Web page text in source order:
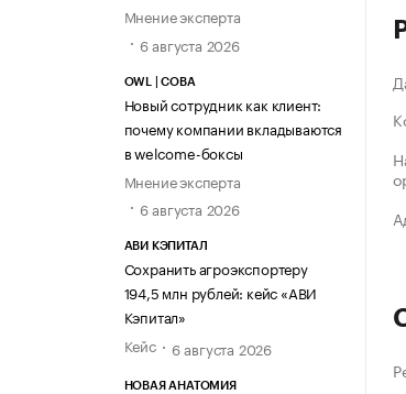
Мнение эксперта
6 августа 2026
OWL | СОВА
Новый сотрудник как клиент:
почему компании вкладываются
в welcome-боксы
Мнение эксперта
6 августа 2026
АВИ КЭПИТАЛ
Сохранить агроэкспортеру
194,5 млн рублей: кейс «АВИ
Кэпитал»
Кейс
6 августа 2026
НОВАЯ АНАТОМИЯ